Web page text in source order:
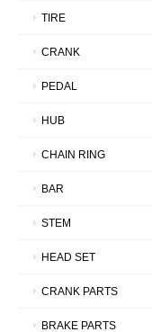
TIRE
CRANK
PEDAL
HUB
CHAIN RING
BAR
STEM
HEAD SET
CRANK PARTS
BRAKE PARTS